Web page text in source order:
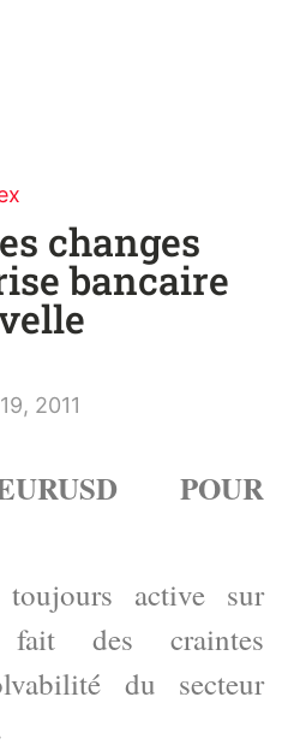
changes
bancaire
2011
POUR
active sur
des craintes
du secteur